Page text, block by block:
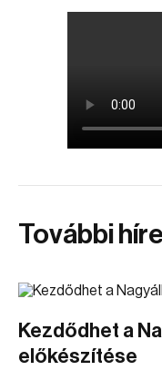
További
Kezdődhet a
előkészítése